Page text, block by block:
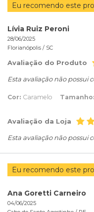
Eu recomendo este
Lívia Ruiz Peroni
28/06/2025
Florianópolis / SC
Avaliação do Produto
Esta avaliação não possui
Cor: Caramelo Tamanho:
Avaliação da Loja
Esta avaliação não possui
Eu recomendo este
Ana Goretti Carneiro
04/06/2025